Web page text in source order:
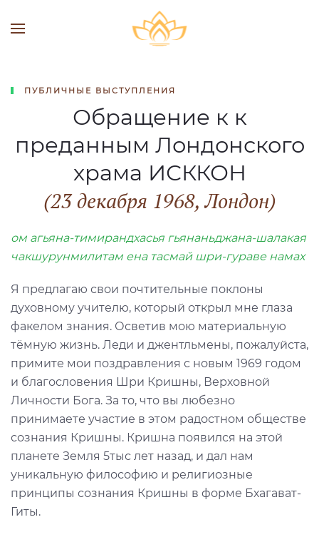
ПУБЛИЧНЫЕ ВЫСТУПЛЕНИЯ
Обращение к к
преданным Лондонского
храма ИСККОН
(23 декабря 1968, Лондон)
ом агьяна-тимирандхасья гьянаньджана-шалакая
чакшурунмилитам ена тасмай шри-гураве намах
Я предлагаю свои почтительные поклоны
духовному учителю, который открыл мне глаза
факелом знания. Осветив мою материальную
тёмную жизнь. Леди и джентльмены, пожалуйста,
примите мои поздравления с новым 1969 годом
и благословения Шри Кришны, Верховной
Личности Бога. За то, что вы любезно
принимаете участие в этом радостном обществе
сознания Кришны. Кришна появился на этой
планете Земля 5тыс лет назад, и дал нам
уникальную философию и религиозные
принципы сознания Кришны в форме Бхагават-
Гиты.